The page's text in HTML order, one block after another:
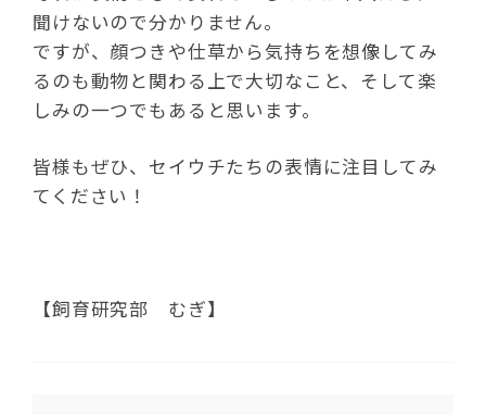
聞けないので分かりません。
ですが、顔つきや仕草から気持ちを想像してみ
るのも動物と関わる上で大切なこと、そして楽
しみの一つでもあると思います。
皆様もぜひ、セイウチたちの表情に注目してみ
てください！
【飼育研究部 むぎ】